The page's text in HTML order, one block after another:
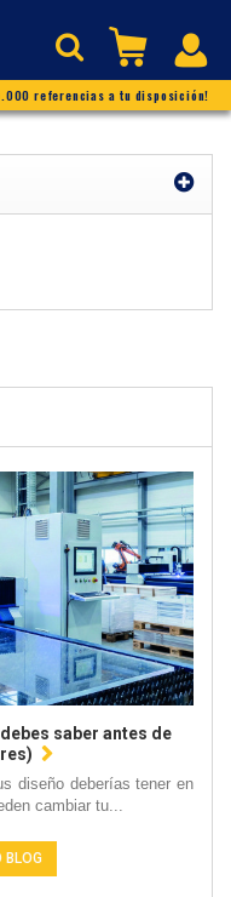
referencias a tu disposición!
saber antes de
diseño deberías tener en
cambiar tu...
BLOG